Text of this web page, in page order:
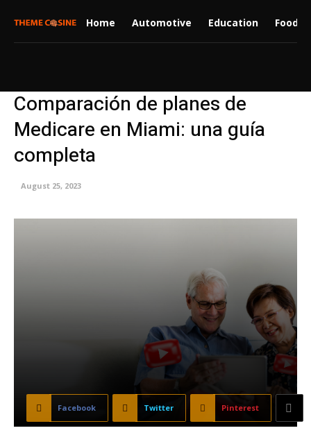
Home Automotive Education Food
Comparación de planes de
Medicare en Miami: una guía
completa
August 25, 2023
Facebook Twitter Pinterest